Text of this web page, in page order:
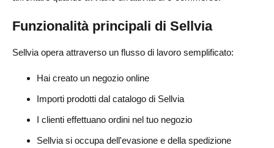
Funzionalità principali di Sellvia
Sellvia opera attraverso un flusso di lavoro semplificato:
Hai creato un negozio online
Importi prodotti dal catalogo di Sellvia
I clienti effettuano ordini nel tuo negozio
Sellvia si occupa dell'evasione e della spedizione